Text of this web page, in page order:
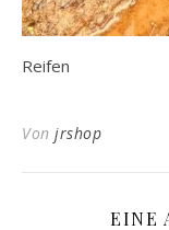
Reifen
Von jrshop
EINE